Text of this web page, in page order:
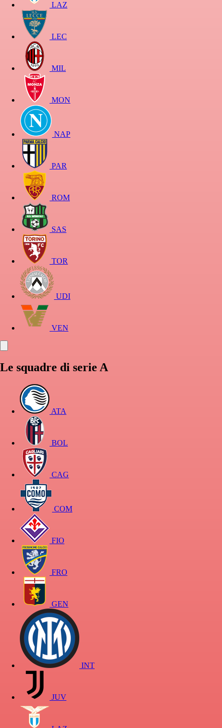
LAZ
LEC
MIL
MON
NAP
PAR
ROM
SAS
TOR
UDI
VEN
Le squadre di serie A
ATA
BOL
CAG
COM
FIO
FRO
GEN
INT
JUV